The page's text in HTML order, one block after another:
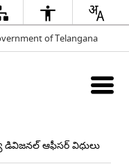
of Telangana
డివిజనల్ ఆఫీసర్ విధులు